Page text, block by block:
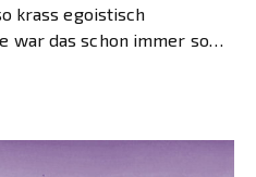
krass egoistisch
war das schon immer so